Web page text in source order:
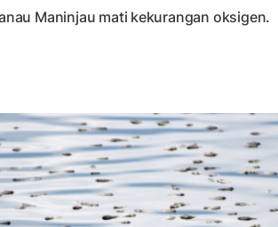
Maninjau mati kekurangan oksigen.